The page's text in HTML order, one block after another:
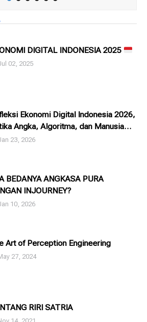
DIGITAL INDONESIA 2025
02, 2025
Ekonomi Digital Indonesia 2026,
Angka, Algoritma, dan Manusia
Menatap
23, 2026
BEDANYA ANGKASA PURA
INJOURNEY?
10, 2026
Art of Perception Engineering
27, 2024
RIRI SATRIA